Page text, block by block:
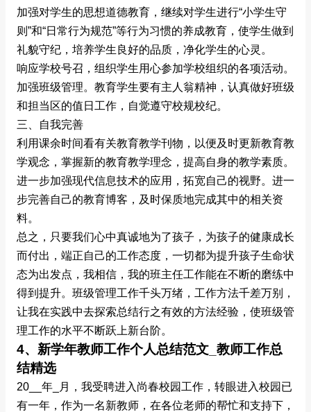
加强对学生的思想道德教育，继续对学生进行“小学生守
则”和“日常行为规范”等行为习惯的养成教育，使学生做到
礼貌守纪，培养学生良好的品质，净化学生的心灵。
响应学校号召，组织学生用心参加学校组织的各项活动。
加强班级管理。教育学生要有主人翁精神，认真做好班级
和担当区的值日工作，自觉遵守校规校纪。
三、自我完善
利用课余时间看有关教育教学刊物，以便及时更新教育教
学观念，掌握新的教育教学理念，提高自身的教学素质。
进一步加强现代信息技术的应用，拓宽自己的视野。进一
步完善自己的教育博客，及时保质地完成其中的相关资
料。
总之，只要我们心中真诚地为了孩子，为孩子的健康成长
而付出，端正自己的工作态度，一切都为提升孩子生命状
态为出发点，我相信，我的班主任工作能在不断的磨练中
得到提升。班级管理工作千头万绪，工作方法千差万别，
让我在实践中去探索总结行之有效的方法经验，使班级管
理工作的水平不断跃上新台阶。
4、新学年教师工作个人总结范文_教师工作总
结精选
20__年_月，我受聘进入尚春校园工作，转眼进入校园已
有一年，作为一名新教师，在各位老师的帮忙和支持下，